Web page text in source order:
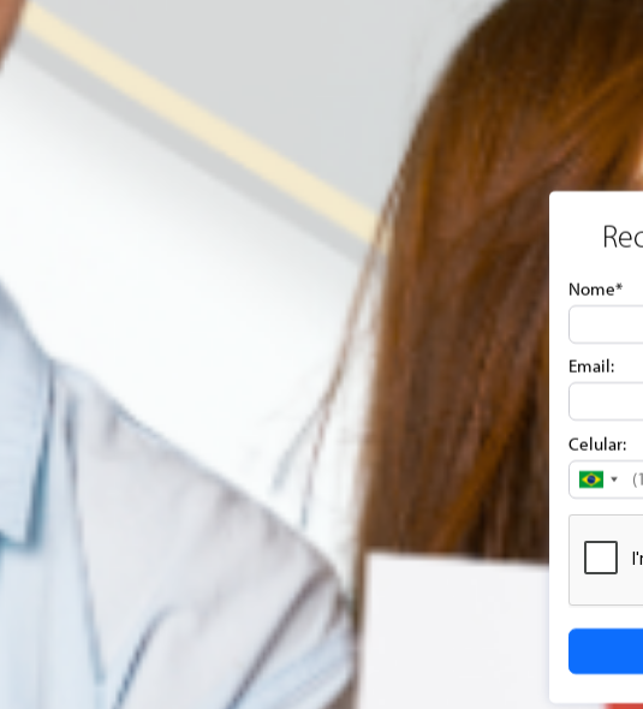
Hotel Fazenda Vale da
Saída: 10/08/26 - 04 dias, 03 noites, Transporte, Serv
Saiba mais